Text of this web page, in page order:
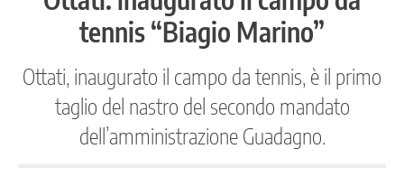
tennis “Biagio Marino”
Ottati, inaugurato il campo da tennis, è il primo
taglio del nastro del secondo mandato
dell’amministrazione Guadagno.